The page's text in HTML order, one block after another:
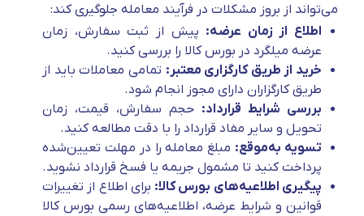
می‌تواند از بروز مشکلات در فرآیند معامله جلوگیری کند:
اطلاع از زمان عرضه: پیش از ثبت سفارش، زمان
عرضه میلگرد در بورس کالا را بررسی کنید.
خرید از طریق کارگزاری معتبر: تمامی معاملات باید از
طریق کارگزاران دارای مجوز انجام شود.
بررسی شرایط قرارداد: حجم سفارش، قیمت، زمان
تحویل و سایر مفاد قرارداد را با دقت مطالعه کنید.
تسویه به‌موقع: مبلغ معامله را در مهلت تعیین‌شده
پرداخت کنید تا مشمول جریمه یا فسخ قرارداد نشوید.
پیگیری اطلاعیه‌های بورس کالا: برای اطلاع از تغییرات
قوانین و شرایط عرضه، اطلاعیه‌های رسمی بورس کالا